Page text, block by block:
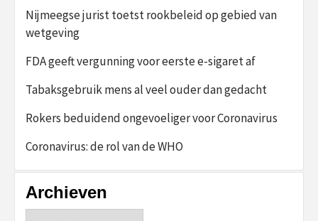
Nijmeegse jurist toetst rookbeleid op gebied van
wetgeving
FDA geeft vergunning voor eerste e-sigaret af
Tabaksgebruik mens al veel ouder dan gedacht
Rokers beduidend ongevoeliger voor Coronavirus
Coronavirus: de rol van de WHO
Archieven